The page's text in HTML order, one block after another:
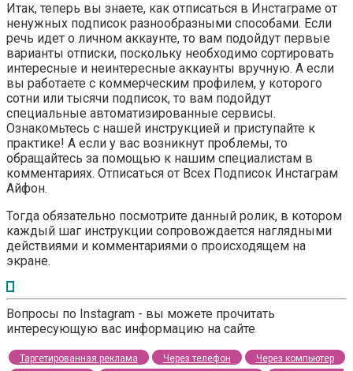
Итак, теперь вы знаете, как отписаться в Инстаграме от
ненужных подписок разнообразными способами. Если
речь идет о личном аккаунте, то вам подойдут первые
варианты отписки, поскольку необходимо сортировать
интересные и неинтересные аккаунты вручную. А если
вы работаете с коммерческим профилем, у которого
сотни или тысячи подписок, то вам подойдут
специальные автоматизированные сервисы.
Ознакомьтесь с нашей инструкцией и приступайте к
практике! А если у вас возникнут проблемы, то
обращайтесь за помощью к нашим специалистам в
комментариях. Отписаться от Всех Подписок Инстаграм
Айфон.
Тогда обязательно посмотрите данный ролик, в котором
каждый шаг инструкции сопровождается наглядными
действиями и комментариями о происходящем на
экране.
Вопросы по Instagram - вы можете прочитать
интересующую вас информацию на сайте
Таргетированная реклама Через телефон
Через компьютер